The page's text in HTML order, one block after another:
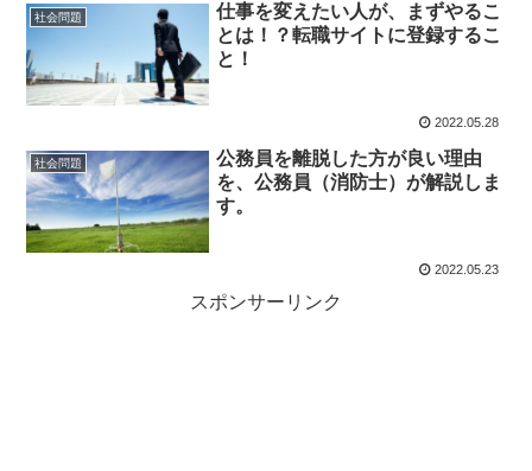
社会問題
仕事を変えたい人が、まずやるこ
とは！？転職サイトに登録するこ
と！
2022.05.28
社会問題
公務員を離脱した方が良い理由
を、公務員（消防士）が解説しま
す。
2022.05.23
スポンサーリンク